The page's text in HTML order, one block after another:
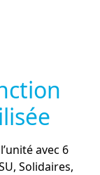
avec 6
Solidaires,